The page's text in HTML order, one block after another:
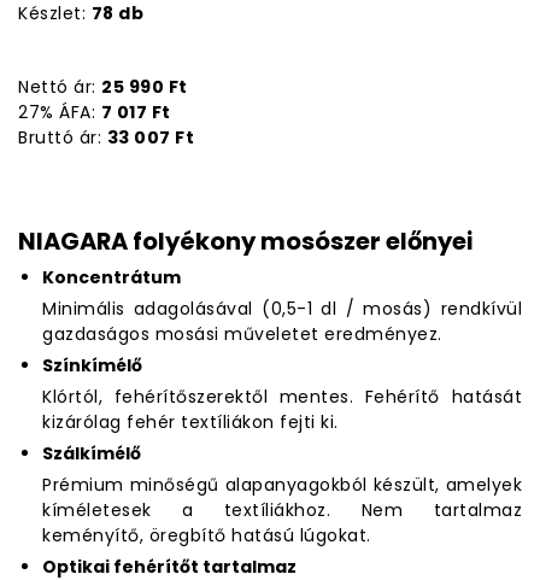
Készlet: 78 db
Nettó ár: 25 990 Ft
27% ÁFA: 7 017 Ft
Bruttó ár: 33 007 Ft
NIAGARA folyékony mosószer előnyei
Koncentrátum
Minimális adagolásával (0,5-1 dl / mosás) rendkívül
gazdaságos mosási műveletet eredményez.
Színkímélő
Klórtól, fehérítőszerektől mentes. Fehérítő hatását
kizárólag fehér textíliákon fejti ki.
Szálkímélő
Prémium minőségű alapanyagokból készült, amelyek
kíméletesek a textíliákhoz. Nem tartalmaz
keményítő, öregbítő hatású lúgokat.
Optikai fehérítőt tartalmaz